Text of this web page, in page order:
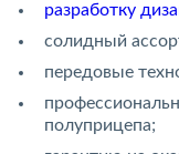
разработку
солидный
передовые
полуприцепа;